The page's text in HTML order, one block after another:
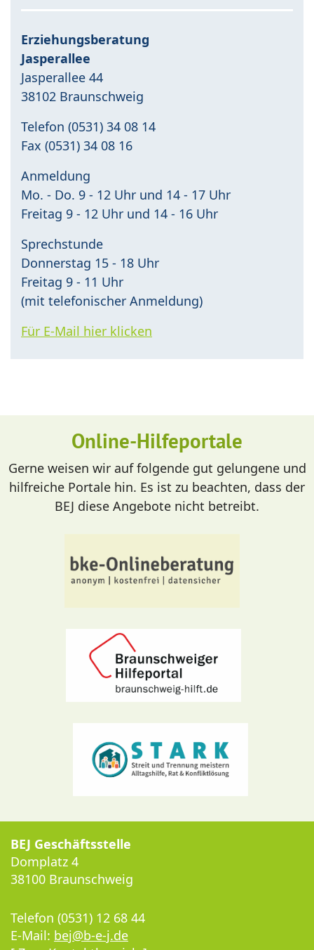
Erziehungsberatung
Jasperallee
Jasperallee 44
38102 Braunschweig
Telefon (0531) 34 08 14
Fax (0531) 34 08 16
Anmeldung
Mo. - Do. 9 - 12 Uhr und 14 - 17 Uhr
Freitag 9 - 12 Uhr und 14 - 16 Uhr
Sprechstunde
Donnerstag 15 - 18 Uhr
Freitag 9 - 11 Uhr
(mit telefonischer Anmeldung)
Für E-Mail hier klicken
Online-Hilfeportale
Gerne weisen wir auf folgende gut gelungene und
hilfreiche Portale hin. Es ist zu beachten, dass der
BEJ diese Angebote nicht betreibt.
BEJ Geschäftsstelle
Domplatz 4
38100 Braunschweig
Telefon (0531) 12 68 44
E-Mail: bej@b-e-j.de